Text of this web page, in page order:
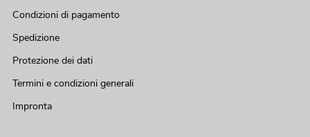
Condizioni di pagamento
Spedizione
Protezione dei dati
Termini e condizioni generali
Impronta